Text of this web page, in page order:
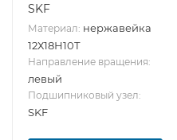
SKF
Материал: нержавейка
12Х18Н10Т
Направление вращения:
левый
Подшипниковый узел:
SKF